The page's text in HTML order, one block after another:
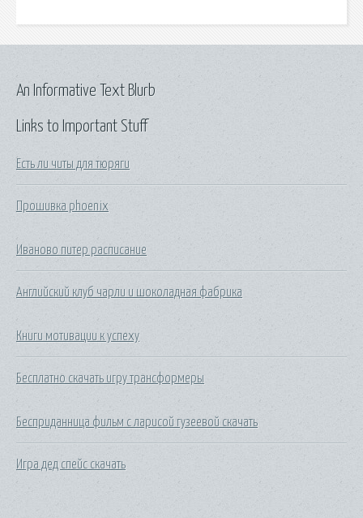
Links to Important Stuff
Есть ли читы для тюряги
Прошивка phoenix
Иваново питер расписание
Английский клуб чарли и шоколадная фабрика
Книги мотивации к успеху
Бесплатно скачать игру трансформеры
Бесприданница фильм с ларисой гузеевой скачать
Игра дед спейс скачать
An Informative Text Blurb